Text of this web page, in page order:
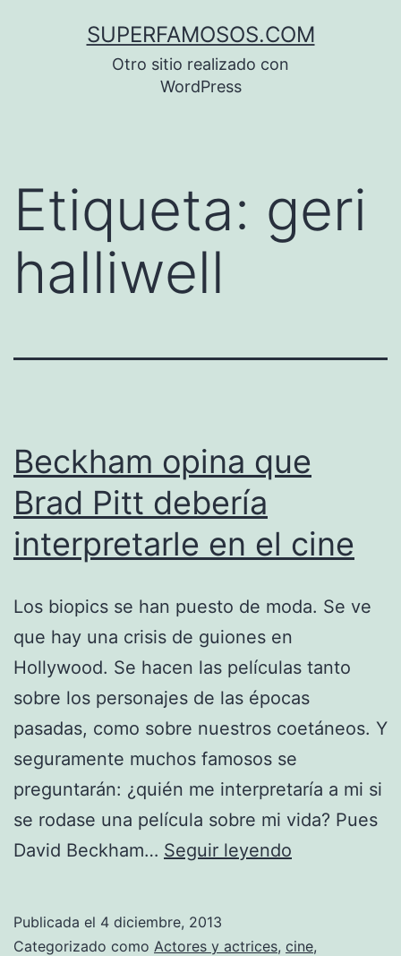
SUPERFAMOSOS.COM
Otro sitio realizado con
WordPress
Etiqueta: geri
halliwell
Beckham opina que
Brad Pitt debería
interpretarle en el cine
Los biopics se han puesto de moda. Se ve
que hay una crisis de guiones en
Hollywood. Se hacen las películas tanto
sobre los personajes de las épocas
pasadas, como sobre nuestros coetáneos. Y
seguramente muchos famosos se
preguntarán: ¿quién me interpretaría a mi si
se rodase una película sobre mi vida? Pues
David Beckham… Seguir leyendo
Brad
Publicada el 4 diciembre, 2013
Categorizado como Actores y actrices, cine,